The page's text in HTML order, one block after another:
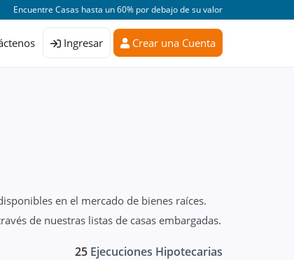
Encuentre Casas hasta un 60% por debajo de su valor
Ingresar Crear una Cuenta
en el mercado de bienes raíces.
de nuestras listas de casas embargadas.
25 Ejecuciones Hipotecarias